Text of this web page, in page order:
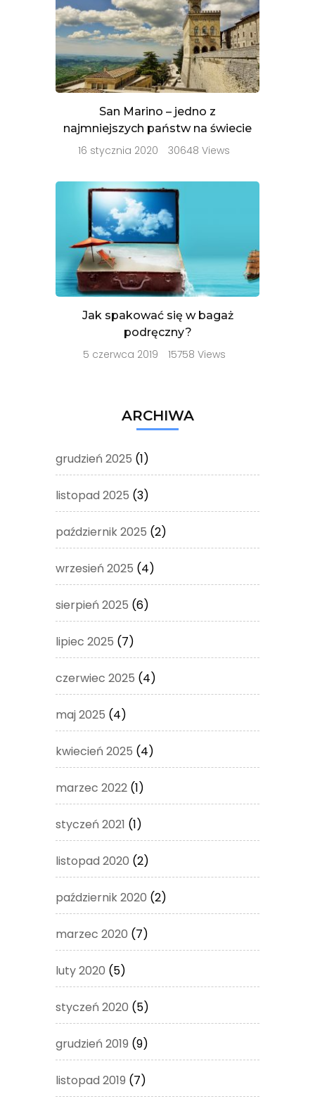
San Marino – jedno z
najmniejszych państw na świecie
16 stycznia 2020 30648 Views
Jak spakować się w bagaż
podręczny?
5 czerwca 2019 15758 Views
ARCHIWA
grudzień 2025 (1)
listopad 2025 (3)
październik 2025 (2)
wrzesień 2025 (4)
sierpień 2025 (6)
lipiec 2025 (7)
czerwiec 2025 (4)
maj 2025 (4)
kwiecień 2025 (4)
marzec 2022 (1)
styczeń 2021 (1)
listopad 2020 (2)
październik 2020 (2)
marzec 2020 (7)
luty 2020 (5)
styczeń 2020 (5)
grudzień 2019 (9)
listopad 2019 (7)